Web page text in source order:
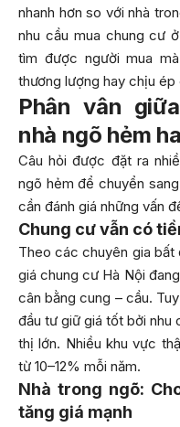
nhanh hơn so với nhà
nhu cầu mua chung cư
tìm được người mua
thương lượng hay chịu ép
Phân vân
nhà ngõ hẻm
Câu hỏi được đặt ra
ngõ hẻm để chuyển
cần đánh giá những vấn
Chung cư vẫn có
Theo các chuyên gia bất
giá chung cư Hà Nội
cân bằng cung – cầu.
đầu tư giữ giá tốt bởi nhu
thị lớn. Nhiều khu vực
từ 10–12% mỗi năm.
Nhà trong ngõ:
tăng giá mạnh